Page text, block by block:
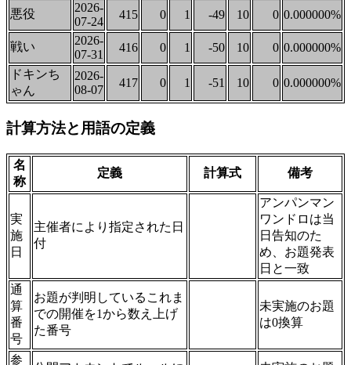
悪役
2026-
07-24
415 0 1 -49 10 0 0.000000%
戦い
2026-
07-31
416 0 1 -50 10 0 0.000000%
ドキンち
ゃん
2026-
08-07
417 0 1 -51 10 0 0.000000%
計算方法と用語の定義
名
称
定義 計算式 備考
実
施
日
主催者により指定された日
付
アンパンマン
ワンドロは当
日告知のた
め、お題発表
日と一致
通
算
番
号
お題が判明しているこれま
での開催を1から数え上げ
た番号
未実施のお題
は0換算
参